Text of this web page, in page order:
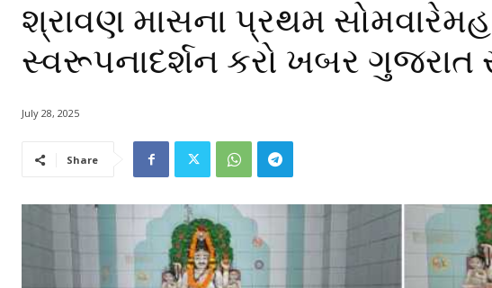
શ્રાવણ માસના પ્રથમ
સ્વરૂપનાદર્શન કરો ખબર ગુજરાત
July 28, 2025
Share